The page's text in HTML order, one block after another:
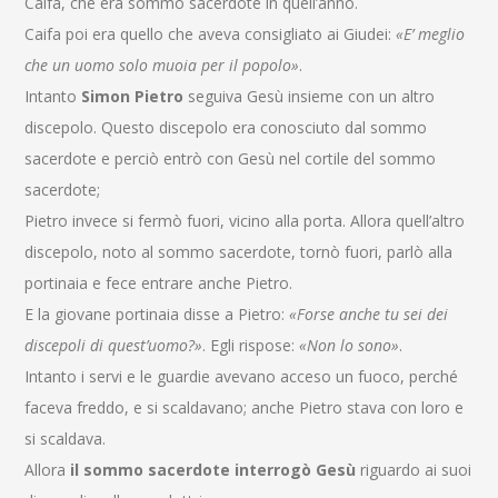
Caifa poi era quello che aveva consigliato ai Giudei:«E’ meglio
che un uomo solo muoia per il popolo».
Intanto Simon Pietro seguiva Gesù insieme con un altro
discepolo. Questo discepolo era conosciuto dal sommo
sacerdote e perciò entrò con Gesù nel cortile del sommo
sacerdote;
Pietro invece si fermò fuori, vicino alla porta. Allora quell’altro
discepolo, noto al sommo sacerdote, tornò fuori, parlò alla
portinaia e fece entrare anche Pietro.
E la giovane portinaia disse a Pietro:«Forse anche tu sei dei
discepoli di quest’uomo?». Egli rispose:«Non lo sono».
Intanto i servi e le guardie avevano acceso un fuoco, perché
faceva freddo, e si scaldavano; anche Pietro stava con loro e
si scaldava.
Allora il sommo sacerdote interrogò Gesù riguardo ai suoi